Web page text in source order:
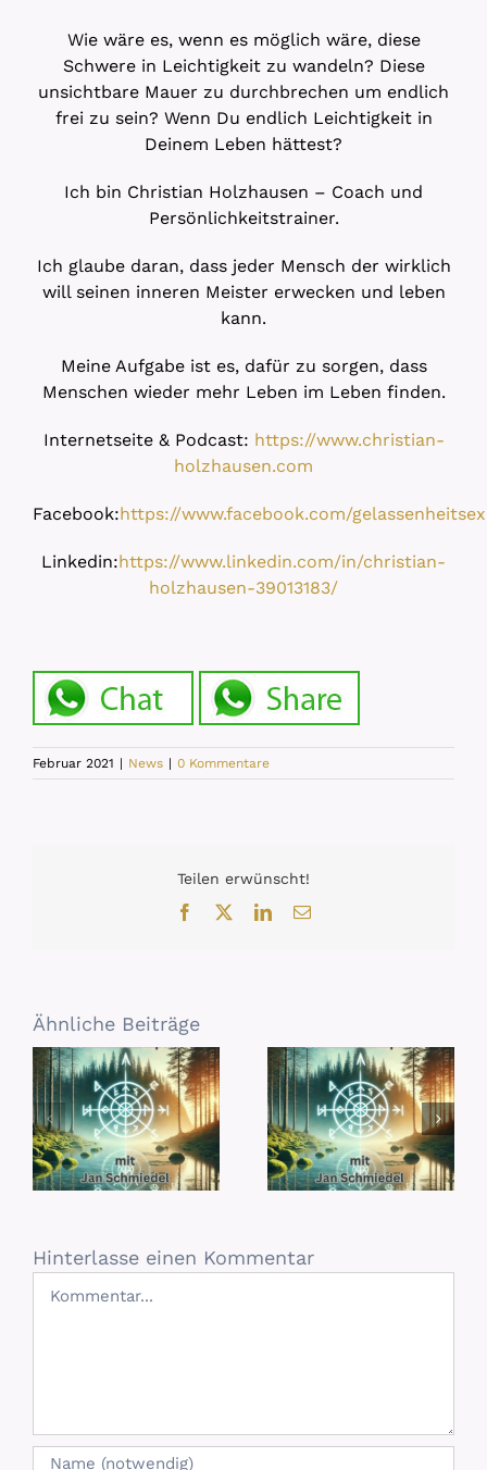
Wie wäre es, wenn es möglich wäre, diese
Schwere in Leichtigkeit zu wandeln? Diese
unsichtbare Mauer zu durchbrechen um endlich
frei zu sein? Wenn Du endlich Leichtigkeit in
Deinem Leben hättest?
Ich bin Christian Holzhausen – Coach und
Persönlichkeitstrainer.
Ich glaube daran, dass jeder Mensch der wirklich
will seinen inneren Meister erwecken und leben
kann.
Meine Aufgabe ist es, dafür zu sorgen, dass
Menschen wieder mehr Leben im Leben finden.
Internetseite & Podcast: https://www.christian-
holzhausen.com
Facebook:https://www.facebook.com/
Linkedin:https://www.linkedin.com/in/christian-
holzhausen-39013183/
Februar 2021 | News | 0 Kommentare
Teilen erwünscht!
Facebook
LinkedIn
E-
Ähnliche Beiträge
Hinterlasse einen Kommentar